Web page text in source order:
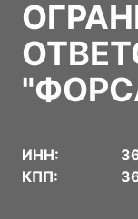
ИНН:
КПП: